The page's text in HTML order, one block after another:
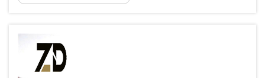
panghimpapawid hanggang sa kagamitang
pinakakaraniwang ginagamit na materyales,
naninindig ang carbon fiber dahil sa
kahanga-hangang ...